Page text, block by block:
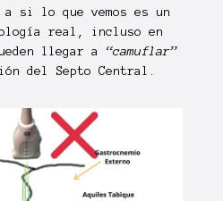
a si lo que vemos es un
real, incluso en
llegar a “camuflar”
del Septo Central.